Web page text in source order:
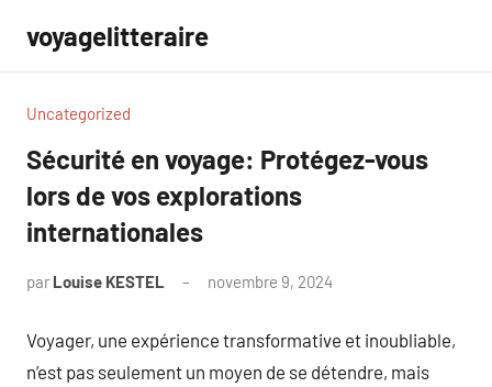
contenu
voyagelitteraire
Uncategorized
Sécurité en voyage: Protégez-vous
lors de vos explorations
internationales
par Louise KESTEL novembre 9, 2024
Voyager, une expérience transformative et inoubliable,
n’est pas seulement un moyen de se détendre, mais